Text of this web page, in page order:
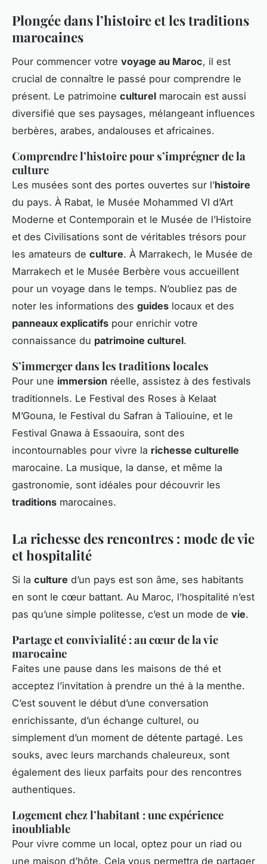
Plongée dans l’histoire et les traditions
marocaines
Pour commencer votre voyage au Maroc, il est
crucial de connaître le passé pour comprendre le
présent. Le patrimoine culturel marocain est aussi
diversifié que ses paysages, mélangeant influences
berbères, arabes, andalouses et africaines.
Comprendre l’histoire pour s’imprégner de la
culture
Les musées sont des portes ouvertes sur l’histoire
du pays. À Rabat, le Musée Mohammed VI d’Art
Moderne et Contemporain et le Musée de l’Histoire
et des Civilisations sont de véritables trésors pour
les amateurs de culture. À Marrakech, le Musée de
Marrakech et le Musée Berbère vous accueillent
pour un voyage dans le temps. N’oubliez pas de
noter les informations des guides locaux et des
panneaux explicatifs pour enrichir votre
connaissance du patrimoine culturel.
S’immerger dans les traditions locales
Pour une immersion réelle, assistez à des festivals
traditionnels. Le Festival des Roses à Kelaat
M’Gouna, le Festival du Safran à Taliouine, et le
Festival Gnawa à Essaouira, sont des
incontournables pour vivre la richesse culturelle
marocaine. La musique, la danse, et même la
gastronomie, sont idéales pour découvrir les
traditions marocaines.
La richesse des rencontres : mode de vie
et hospitalité
Si la culture d’un pays est son âme, ses habitants
en sont le cœur battant. Au Maroc, l’hospitalité n’est
pas qu’une simple politesse, c’est un mode de vie.
Partage et convivialité : au cœur de la vie
marocaine
Faites une pause dans les maisons de thé et
acceptez l’invitation à prendre un thé à la menthe.
C’est souvent le début d’une conversation
enrichissante, d’un échange culturel, ou
simplement d’un moment de détente partagé. Les
souks, avec leurs marchands chaleureux, sont
également des lieux parfaits pour des rencontres
authentiques.
Logement chez l’habitant : une expérience
inoubliable
Pour vivre comme un local, optez pour un riad ou
une maison d’hôte. Cela vous permettra de partager